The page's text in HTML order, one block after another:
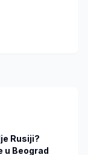
Rusiji?
u Beograd